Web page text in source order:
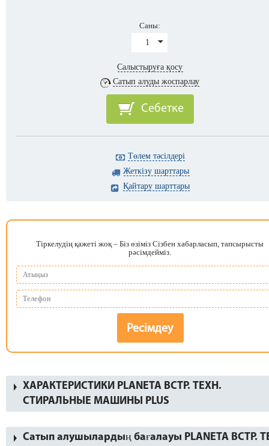
Саны:
1
Салыстыруға қосу
Сатып алуды жоспарлау
Себетке
Төлем тәсілдері
Жеткізу шарттары
Қайтару шарттары
Тіркелудің қажеті жоқ – Біз өзіміз Сізбен хабарласып, тапсырысты
рәсімдейміз.
Ресімдеу
ХАРАКТЕРИСТИКИ PLANETA ВСТР. ТЕХН.
СТИРАЛЬНЫЕ МАШИНЫ PLUS
Сатып алушылардың бағалауы PLANETA ВСТР.